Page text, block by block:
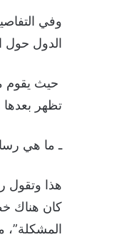
وفي
الدول حول
تظهر
ـ ما هي
هذا وتقول
كان هناك